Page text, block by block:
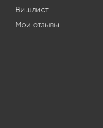
Вишлист
Мои отзывы